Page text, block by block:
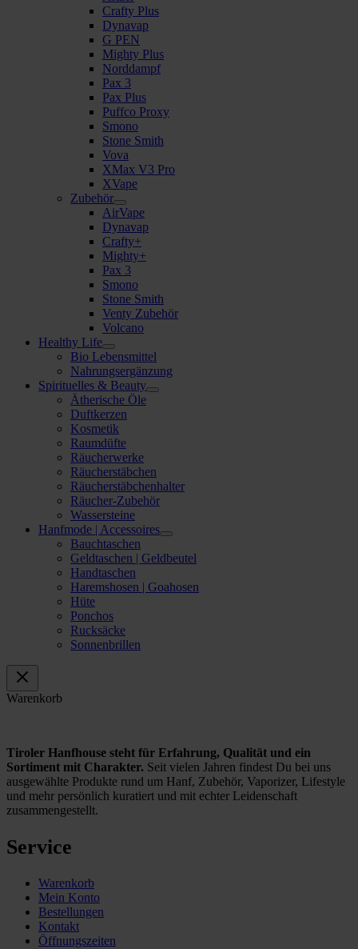
Crafty Plus
Dynavap
G PEN
Mighty Plus
Norddampf
Pax 3
Pax Plus
Puffco Proxy
Smono
Stone Smith
Vova
XMax V3 Pro
XVape
Zubehör
AirVape
Dynavap
Crafty+
Mighty+
Pax 3
Smono
Stone Smith
Venty Zubehör
Volcano
Healthy Life
Bio Lebensmittel
Nahrungsergänzung
Spirituelles & Beauty
Ätherische Öle
Duftkerzen
Kosmetik
Raumdüfte
Räucherwerke
Räucherstäbchen
Räucherstäbchenhalter
Räucher-Zubehör
Wassersteine
Hanfmode | Accessoires
Bauchtaschen
Geldtaschen | Geldbeutel
Handtaschen
Haremshosen | Goahosen
Hüte
Ponchos
Rucksäcke
Sonnenbrillen
Warenkorb
Tiroler Hanfhouse steht für Erfahrung, Qualität und ein
Sortiment mit Charakter. Seit vielen Jahren findest Du bei uns
ausgewählte Produkte rund um Hanf, Zubehör, Vaporizer, Lifestyle
und mehr persönlich kuratiert und mit echter Leidenschaft
zusammengestellt.
Service
Warenkorb
Mein Konto
Bestellungen
Kontakt
Öffnungszeiten